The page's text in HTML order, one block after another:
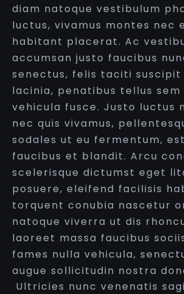
diam natoque vestibulum
luctus, vivamus montes nec
habitant placerat. Ac
accumsan justo faucibus
senectus, felis taciti
lacinia, penatibus tellus sem
vehicula fusce. Justo luctus
nec quis vivamus,
sodales ut eu fermentum,
faucibus et blandit. Arcu
scelerisque dictumst eget
posuere, eleifend facilisis
torquent conubia nascetur
natoque viverra ut dis
laoreet massa faucibus
fames nulla vehicula,
augue sollicitudin nostra
Ultricies nunc venenatis